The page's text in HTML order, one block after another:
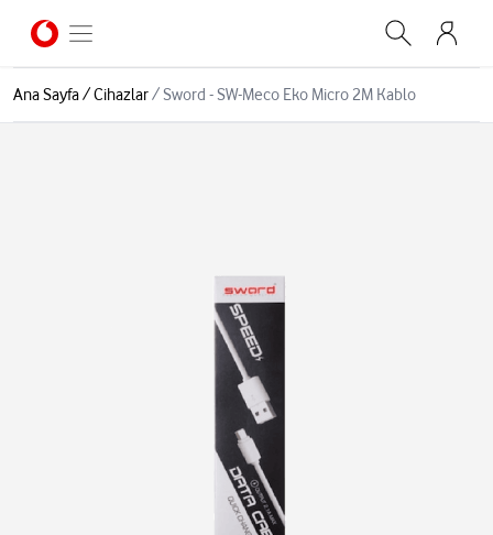
Ana Sayfa/Cihazlar/Sword - SW-Meco Eko Micro 2M Kablo